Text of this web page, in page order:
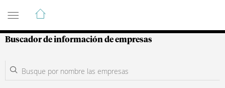
Guía de Empresas Colombianas
Buscador de información de empresas